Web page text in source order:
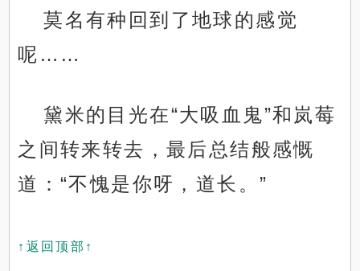
莫名有种回到了地球的感觉
呢……
黛米的目光在“大吸血鬼”和岚莓
之间转来转去，最后总结般感慨
道：“不愧是你呀，道长。”
↑返回顶部↑